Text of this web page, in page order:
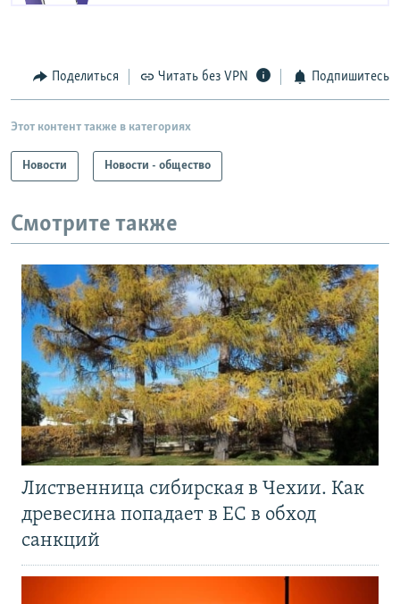
Поделиться Читать без VPN Подпишитесь
Этот контент также в категориях
Новости Новости - общество
Смотрите также
Лиственница сибирская в Чехии. Как
древесина попадает в ЕС в обход
санкций